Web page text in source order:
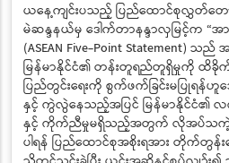
ယနေ့ကျင်းပသည့် ပြည်ထောင်စုလွှတ်တ
မဲဆန္ဒနယ်မှ ဒေါက်တာနန္ဒာလှမြင့်က “
(ASEAN Five-Point Statement)
မြန်မာနိုင်ငံ၏ တန်းတူရည်တူရှိမှုကို ထိခိုက်
ပြည်တွင်းရေးကို စွက်ဖက်ခြင်းမပြုရန်ဟူ
နှင့် ကွဲလွဲနေသည့်အပြင် မြန်မာနိုင်ငံ၏
နှင့် ကိုက်ညီမှုမရှိသည့်အတွက် လိုအပ်သကဲ့သို့
ပါရန် ပြည်ထောင်စုအစိုးရအား တိုက်တွ